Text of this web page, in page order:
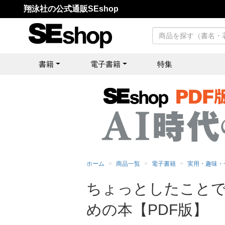
翔泳社の公式通販SEshop
書籍 電子書籍 特集
ホーム 商品一覧 電子書籍 実用・趣味・
ちょっとしたこと
めの本【PDF版】